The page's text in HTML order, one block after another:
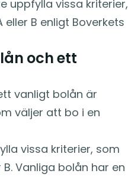
uppfylla vissa kriterier,
B enligt Boverkets
och ett
vanligt bolån är
väljer att bo i en
vissa kriterier, som
Vanliga bolån har en